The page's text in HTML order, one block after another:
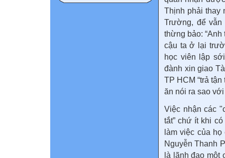
Thịnh phải thay
Trường, để
thừng bảo:
cậu ta ở lại
học viên lập
đành xin giao
TP HCM “trả
ăn nói ra sao
Việc nhận các
tắt” chứ ít khi
làm việc của
Nguyễn Thanh
là lãnh đạo một